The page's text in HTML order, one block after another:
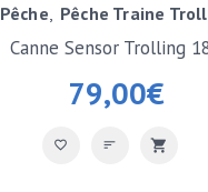
Pêche Pêche Traine
79,00€
Canne Sensor Trolling